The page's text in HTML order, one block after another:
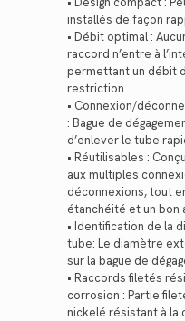
installés de façon
• Débit optimal :
raccord n’entre à
permettant un débit
restriction
• Connexion/
: Bague de
d’enlever le tube
• Réutilisables :
aux multiples
déconnexions, tout
étanchéité et un bon
• Identification de la
tube: Le diamètre
sur la bague de
• Raccords filetés
corrosion : Partie
nickelé résistant à la